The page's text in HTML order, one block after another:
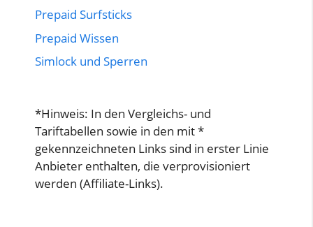
Prepaid Surfsticks
Prepaid Wissen
Simlock und Sperren
*Hinweis: In den Vergleichs- und
Tariftabellen sowie in den mit *
gekennzeichneten Links sind in erster Linie
Anbieter enthalten, die verprovisioniert
werden (Affiliate-Links).